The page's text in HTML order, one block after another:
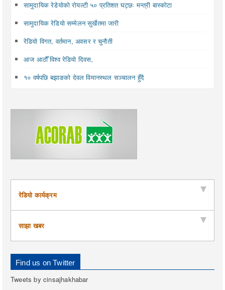
सामुदायिक रेडेयोको रोयल्टी ५० प्रतिशत घट्छः मन्त्री बास्कोटा
सामुदायिक रेडियो सम्मेलन सुर्खेतमा जारी
रेडियो विगत, वर्तमान, अवसर र चुनौती
आज आठौँ विश्व रेडियो दिवस,
१० वर्षपछि बझाङको देवल विमानस्थल सञ्चालन हुँदै
रेडियो कार्यक्रम
साझा खबर
Find us on Twitter
Tweets by cinsajhakhabar